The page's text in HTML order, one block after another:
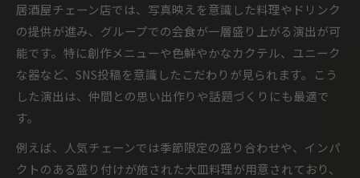
居酒屋チェーン店では、写真映えを意識した料理やドリンク
の提供が進み、グループでの会食が一層盛り上がる演出が可
能です。特に創作メニューや色鮮やかなカクテル、ユニーク
な器など、SNS投稿を意識したこだわりが見られます。こう
した演出は、仲間との思い出作りや話題づくりにも最適で
す。
例えば、人気チェーンでは季節限定の盛り合わせや、インパ
クトのある盛り付けが施された大皿料理が用意されており、